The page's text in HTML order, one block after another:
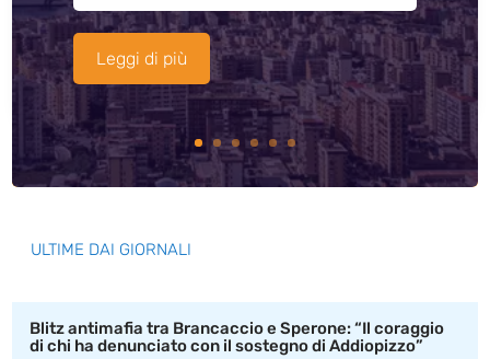
Leggi di più
ULTIME DAI GIORNALI
Blitz antimafia tra Brancaccio e Sperone: “Il coraggio
di chi ha denunciato con il sostegno di Addiopizzo”